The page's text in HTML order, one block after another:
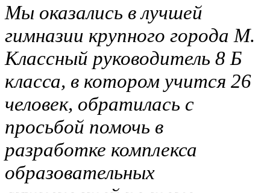
Мы оказались в лучшей
гимназии крупного города М.
Классный руководитель 8 Б
класса, в котором учится 26
человек, обратилась с
просьбой помочь в
разработке комплекса
образовательных